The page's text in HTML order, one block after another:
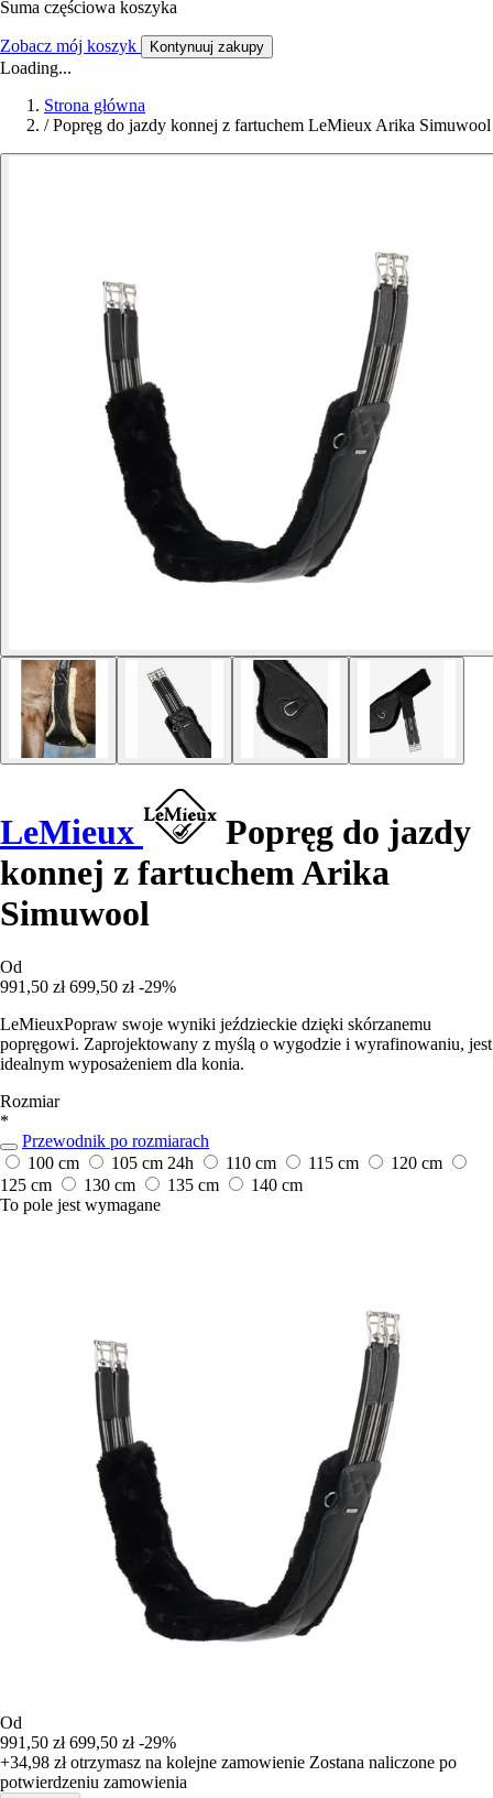
Suma częściowa koszyka
Zobacz mój koszyk Kontynuuj zakupy
Loading...
Strona główna
/ Popręg do jazdy konnej z fartuchem LeMieux Arika Simuwool
LeMieux
Popręg do jazdy
konnej z fartuchem Arika
Simuwool
Od
991,50 zł 699,50 zł -29%
LeMieuxPopraw swoje wyniki jeździeckie dzięki skórzanemu
popręgowi. Zaprojektowany z myślą o wygodzie i wyrafinowaniu, jest
idealnym wyposażeniem dla konia.
Rozmiar
*
Przewodnik po rozmiarach
100 cm
105 cm 24h 110 cm 115 cm
120 cm
125 cm
130 cm 135 cm
140 cm
To pole jest wymagane
Od
991,50 zł 699,50 zł -29%
+34,98 złotrzymasz na kolejne zamowienie Zostana naliczone po
potwierdzeniu zamowienia